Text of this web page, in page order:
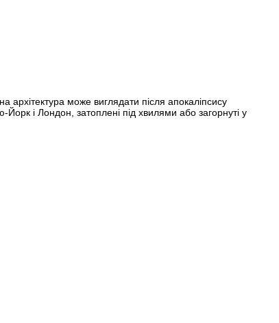
може виглядати після апокаліпсису
і Лондон, затоплені під хвилями або загорнуті у